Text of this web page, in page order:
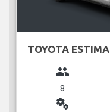
TOYOTA ESTIMA
group
8
miscellaneous_services